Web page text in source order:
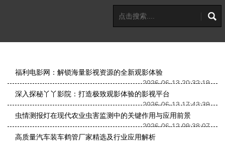
福利电影网：解锁海量影视资源的全新观影体验
2026-06-13 20:32:19
深入探秘丫丫影院：打造极致观影体验的影视平台
2026-06-13 17:43:39
虫情测报灯在现代农业虫害监测中的关键作用与应用前景
2026-06-12 09:38:07
高质量汽车装车鹤管厂家精选及行业应用解析